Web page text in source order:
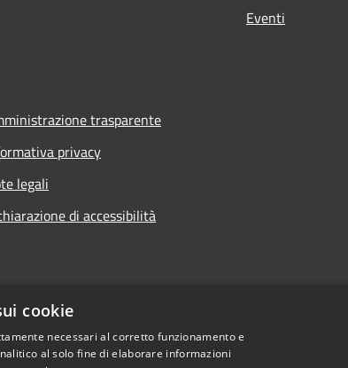
Eventi
trasparente
privacy
legali
di accessibilità
cookie
necessari al corretto funzionamento e
al solo fine di elaborare informazioni